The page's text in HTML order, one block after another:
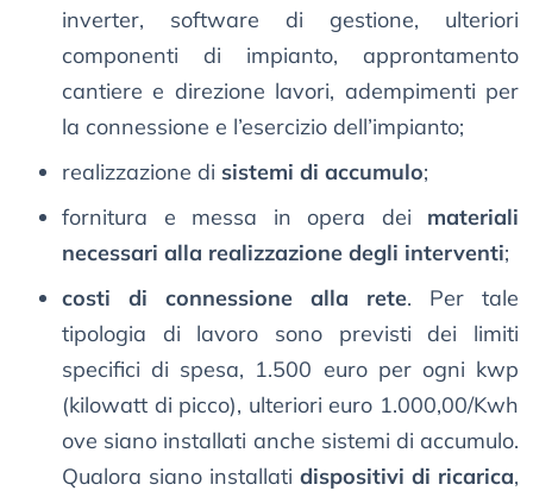
inverter, software di gestione, ulteriori
componenti di impianto, approntamento
cantiere e direzione lavori, adempimenti per
la connessione e l’esercizio dell’impianto;
realizzazione di sistemi di accumulo;
fornitura e messa in opera dei materiali
necessari alla realizzazione degli interventi;
costi di connessione alla rete. Per tale
tipologia di lavoro sono previsti dei limiti
specifici di spesa, 1.500 euro per ogni kwp
(kilowatt di picco), ulteriori euro 1.000,00/Kwh
ove siano installati anche sistemi di accumulo.
Qualora siano installati dispositivi di ricarica,